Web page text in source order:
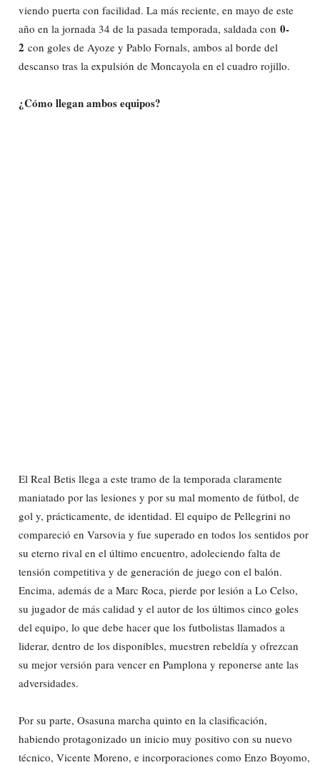
viendo puerta con facilidad. La más reciente, en mayo de este
año en la jornada 34 de la pasada temporada, saldada con 0-
2 con goles de Ayoze y Pablo Fornals, ambos al borde del
descanso tras la expulsión de Moncayola en el cuadro rojillo.
¿Cómo llegan ambos equipos?
El Real Betis llega a este tramo de la temporada claramente
maniatado por las lesiones y por su mal momento de fútbol, de
gol y, prácticamente, de identidad. El equipo de Pellegrini no
compareció en Varsovia y fue superado en todos los sentidos por
su eterno rival en el último encuentro, adoleciendo falta de
tensión competitiva y de generación de juego con el balón.
Encima, además de a Marc Roca, pierde por lesión a Lo Celso,
su jugador de más calidad y el autor de los últimos cinco goles
del equipo, lo que debe hacer que los futbolistas llamados a
liderar, dentro de los disponibles, muestren rebeldía y ofrezcan
su mejor versión para vencer en Pamplona y reponerse ante las
adversidades.
Por su parte, Osasuna marcha quinto en la clasificación,
habiendo protagonizado un inicio muy positivo con su nuevo
técnico, Vicente Moreno, e incorporaciones como Enzo Boyomo,